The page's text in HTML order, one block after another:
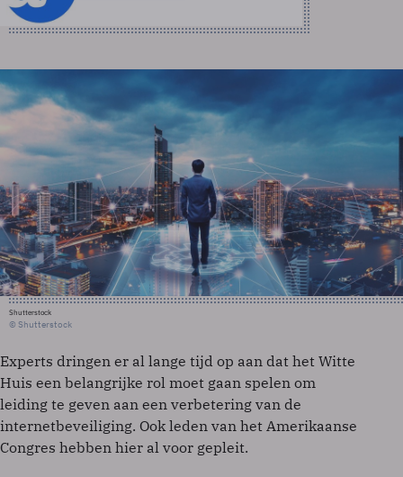
Shutterstock
© Shutterstock
Experts dringen er al lange tijd op aan dat het Witte
Huis een belangrijke rol moet gaan spelen om
leiding te geven aan een verbetering van de
internetbeveiliging. Ook leden van het Amerikaanse
Congres hebben hier al voor gepleit.